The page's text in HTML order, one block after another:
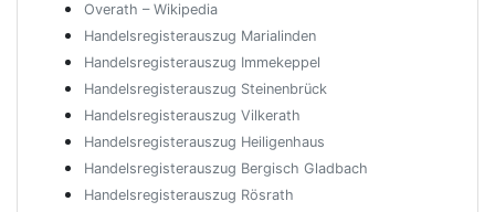
Overath – Wikipedia
Handelsregisterauszug Marialinden
Handelsregisterauszug Immekeppel
Handelsregisterauszug Steinenbrück
Handelsregisterauszug Vilkerath
Handelsregisterauszug Heiligenhaus
Handelsregisterauszug Bergisch Gladbach
Handelsregisterauszug Rösrath